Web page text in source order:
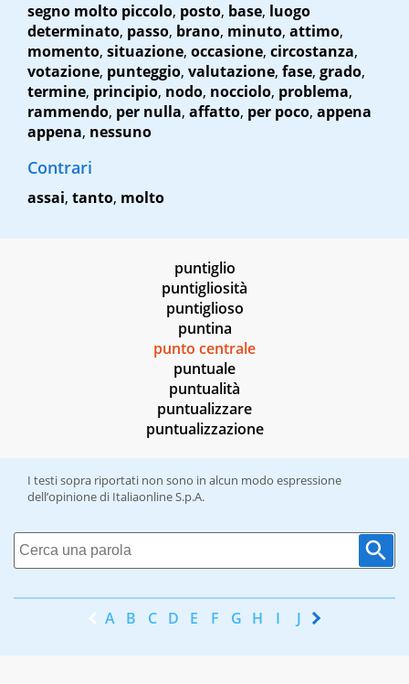
segno molto piccolo, posto, base, luogo
determinato, passo, brano, minuto, attimo,
momento, situazione, occasione, circostanza,
votazione, punteggio, valutazione, fase, grado,
termine, principio, nodo, nocciolo, problema,
rammendo, per nulla, affatto, per poco, appena
appena, nessuno
Contrari
assai, tanto, molto
puntiglio
puntigliosità
puntiglioso
puntina
punto centrale
puntuale
puntualità
puntualizzare
puntualizzazione
I testi sopra riportati non sono in alcun modo espressione
dell’opinione di Italiaonline S.p.A.
A B C D E F G H I J K